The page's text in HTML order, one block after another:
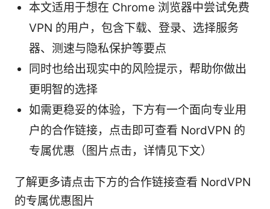
本文适用于想在 Chrome 浏览器中尝试免费
VPN 的用户，包含下载、登录、选择服务
器、测速与隐私保护等要点
同时也给出现实中的风险提示，帮助你做出
更明智的选择
如需更稳妥的体验，下方有一个面向专业用
户的合作链接，点击即可查看 NordVPN 的
专属优惠（图片点击，详情见下文）
了解更多请点击下方的合作链接查看 NordVPN
的专属优惠图片